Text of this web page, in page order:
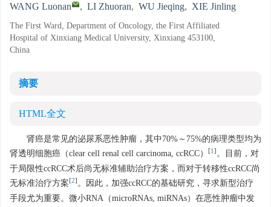
WANG Luonan , LI Zhuoran, WU Jieqing, XIE Jinling
The First Ward, Department of Oncology, the First Affiliated
Hospital of Xinxiang Medical University, Xinxiang 453100,
China
摘要
HTML全文
肾癌是常见的泌尿系恶性肿瘤，其中70%～75%的病理类型均为
肾透明细胞癌（clear cell renal cell carcinoma, ccRCC）
[1] 。目前，对
于局限性ccRCC术后尚无标准辅助治疗方案，而对于转移性ccRCC尚
无标准治疗方案[2] 。因此，加强ccRCC的基础研究，寻求新型治疗
手段尤为重要。微小RNA（microRNAs, miRNAs）在恶性肿瘤中发